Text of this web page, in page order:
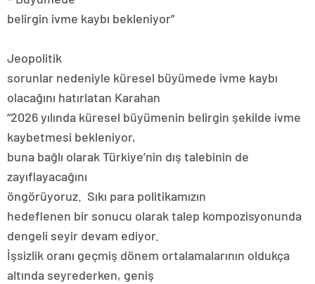
belirgin ivme kaybı bekleniyor”
Jeopolitik
sorunlar nedeniyle küresel büyümede ivme kaybı
olacağını hatırlatan Karahan
“2026 yılında küresel büyümenin belirgin şekilde ivme
kaybetmesi bekleniyor,
buna bağlı olarak Türkiye’nin dış talebinin de
zayıflayacağını
öngörüyoruz. Sıkı para politikamızın
hedeflenen bir sonucu olarak talep kompozisyonunda
dengeli seyir devam ediyor.
İşsizlik oranı geçmiş dönem ortalamalarının oldukça
altında seyrederken, geniş